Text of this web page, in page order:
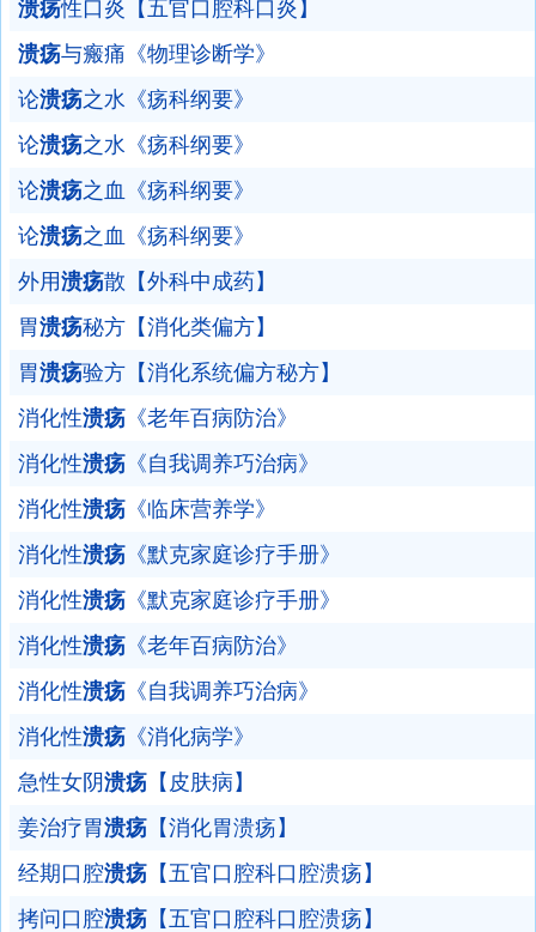
溃疡性口炎【五官口腔科口炎】
溃疡与瘢痛《物理诊断学》
论溃疡之水《疡科纲要》
论溃疡之水《疡科纲要》
论溃疡之血《疡科纲要》
论溃疡之血《疡科纲要》
外用溃疡散【外科中成药】
胃溃疡秘方【消化类偏方】
胃溃疡验方【消化系统偏方秘方】
消化性溃疡 《老年百病防治》
消化性溃疡 《自我调养巧治病》
消化性溃疡 《临床营养学》
消化性溃疡 《默克家庭诊疗手册》
消化性溃疡 《默克家庭诊疗手册》
消化性溃疡 《老年百病防治》
消化性溃疡 《自我调养巧治病》
消化性溃疡 《消化病学》
急性女阴溃疡 【皮肤病】
姜治疗胃溃疡 【消化胃溃疡】
经期口腔溃疡 【五官口腔科口腔溃疡】
拷问口腔溃疡 【五官口腔科口腔溃疡】